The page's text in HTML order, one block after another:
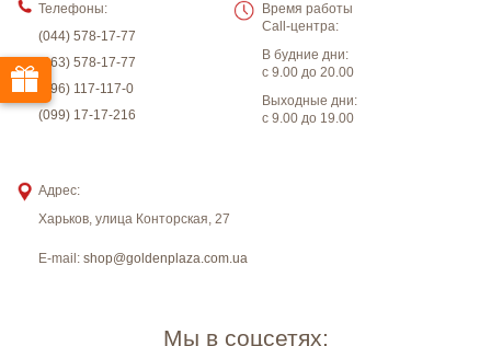
Телефоны:
(044) 578-17-77
(063) 578-17-77
(096) 117-117-0
(099) 17-17-216
Время работы
Call-центра:
В будние дни:
с 9.00 до 20.00
Выходные дни:
с 9.00 до 19.00
Адрес:
Харьков, улица Конторская, 27
E-mail: shop@goldenplaza.com.ua
Мы в соцсетях: